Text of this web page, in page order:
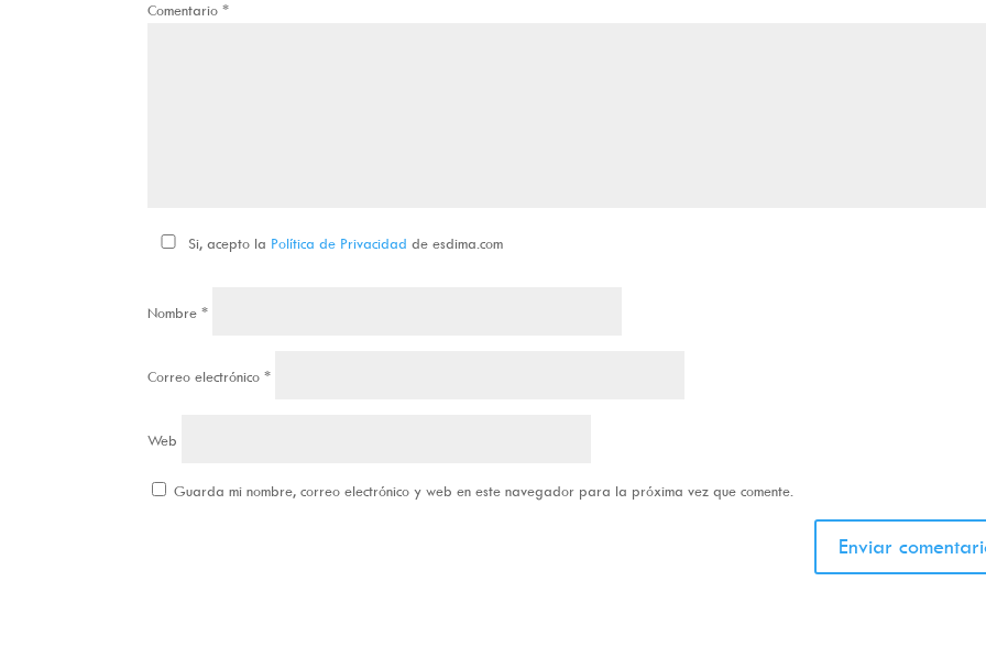
Comentario*
Si, acepto la Política de Privacidad de esdima.com
Nombre*
Correo electrónico*
Web
Guarda mi nombre, correo electrónico y web en este navegador para la próxima vez que comente.